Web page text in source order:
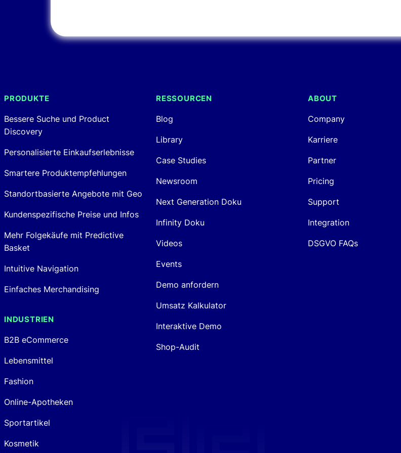
Navigation
Merchandising
Electronics
PRODUKTE
Bessere Suche und Product
Discovery
Personalisierte Einkaufserlebnisse
Smartere Produktempfehlungen
Standortbasierte Angebote mit Geo
Kundenspezifische Preise und Infos
Mehr Folgekäufe mit Predictive
Basket
Intuitive Navigation
Einfaches Merchandising
INDUSTRIEN
B2B eCommerce
Lebensmittel
Fashion
Online-Apotheken
Sportartikel
Kosmetik
RESSOURCEN
Blog
Library
Case Studies
Newsroom
Next Generation Doku
Infinity Doku
Videos
Events
Demo anfordern
Umsatz Kalkulator
Interaktive Demo
Shop-Audit
ABOUT
Company
Karriere
Partner
Pricing
Support
Integration
DSGVO FAQs